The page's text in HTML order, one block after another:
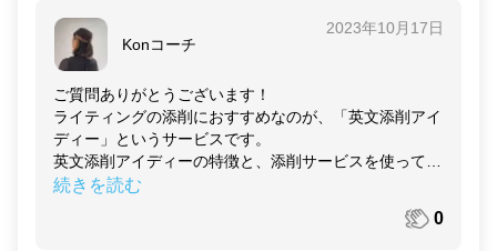
むようにしましょう。
英検準1級の合格には、インプットだけでなくスピーキ
ングやライティングといったアウトプットも重要なの
で、観光業界での業務においても大変役立つことと思い
ます。応援しています！
一度見て全部覚えようとするのではなく、何度も繰り返
していくのがおすすめです。
無料で提供されている旺文社の音声アプリとも連動して
おり、音声と一緒に覚えるとリスニング対策にもなるの
でぜひ活用してみてください。
2023年10月17日
Konコーチ
ご質問ありがとうございます！
ライティングの添削におすすめなのが、「英文添削アイ
ディー」というサービスです。
英文添削アイディーの特徴と、添削サービスを使ってラ
イティング力を上げるコツをご紹介します。
続きを読む
0